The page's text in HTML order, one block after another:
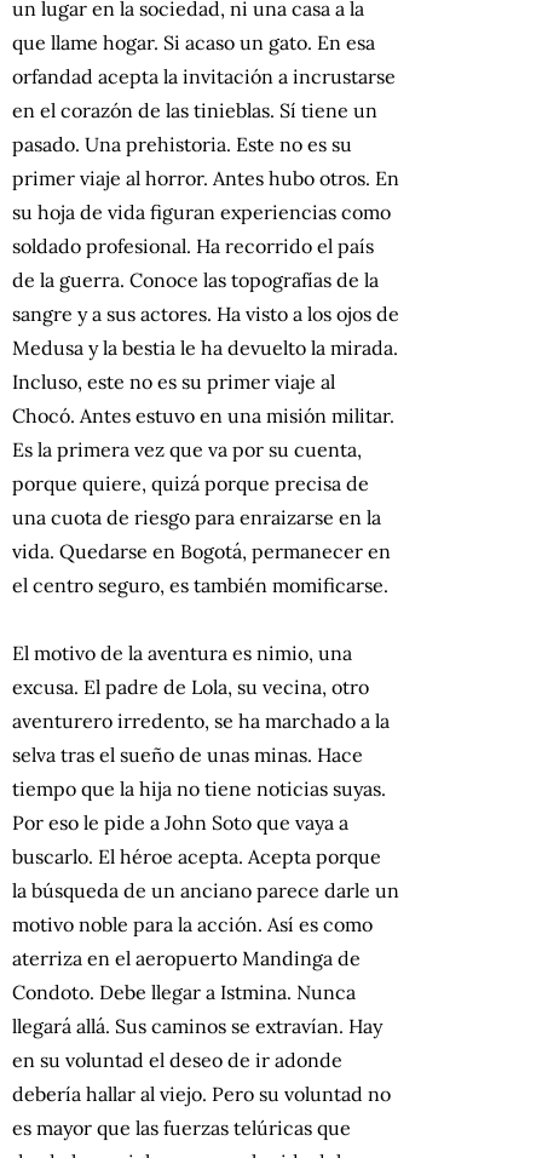
un lugar en la sociedad, ni una casa a la
que llame hogar. Si acaso un gato. En esa
orfandad acepta la invitación a incrustarse
en el corazón de las tinieblas. Sí tiene un
pasado. Una prehistoria. Este no es su
primer viaje al horror. Antes hubo otros. En
su hoja de vida figuran experiencias como
soldado profesional. Ha recorrido el país
de la guerra. Conoce las topografías de la
sangre y a sus actores. Ha visto a los ojos de
Medusa y la bestia le ha devuelto la mirada.
Incluso, este no es su primer viaje al
Chocó. Antes estuvo en una misión militar.
Es la primera vez que va por su cuenta,
porque quiere, quizá porque precisa de
una cuota de riesgo para enraizarse en la
vida. Quedarse en Bogotá, permanecer en
el centro seguro, es también momificarse.
El motivo de la aventura es nimio, una
excusa. El padre de Lola, su vecina, otro
aventurero irredento, se ha marchado a la
selva tras el sueño de unas minas. Hace
tiempo que la hija no tiene noticias suyas.
Por eso le pide a John Soto que vaya a
buscarlo. El héroe acepta. Acepta porque
la búsqueda de un anciano parece darle un
motivo noble para la acción. Así es como
aterriza en el aeropuerto Mandinga de
Condoto. Debe llegar a Istmina. Nunca
llegará allá. Sus caminos se extravían. Hay
en su voluntad el deseo de ir adonde
debería hallar al viejo. Pero su voluntad no
es mayor que las fuerzas telúricas que